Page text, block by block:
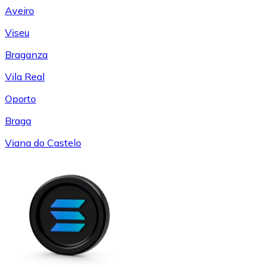
Aveiro
Viseu
Braganza
Vila Real
Oporto
Braga
Viana do Castelo